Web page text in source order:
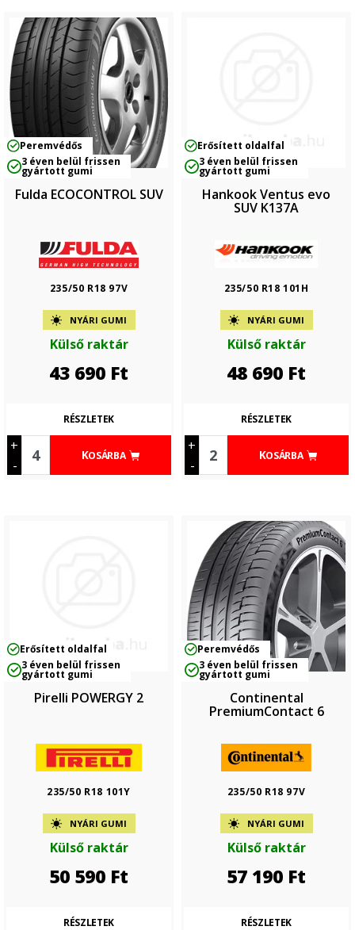
Peremvédős
3 éven belül frissen
gyártott gumi
Fulda ECOCONTROL SUV
235/50 R18 97V
NYÁRI GUMI
Külső raktár
43 690 Ft
+
-
KOSÁRBA
RÉSZLETEK
Erősített oldalfal
3 éven belül frissen
gyártott gumi
Hankook Ventus evo
SUV K137A
235/50 R18 101H
NYÁRI GUMI
Külső raktár
48 690 Ft
+
-
KOSÁRBA
RÉSZLETEK
Erősített oldalfal
3 éven belül frissen
gyártott gumi
Pirelli POWERGY 2
235/50 R18 101Y
NYÁRI GUMI
Külső raktár
50 590 Ft
RÉSZLETEK
Peremvédős
3 éven belül frissen
gyártott gumi
Continental
PremiumContact 6
235/50 R18 97V
NYÁRI GUMI
Külső raktár
57 190 Ft
RÉSZLETEK